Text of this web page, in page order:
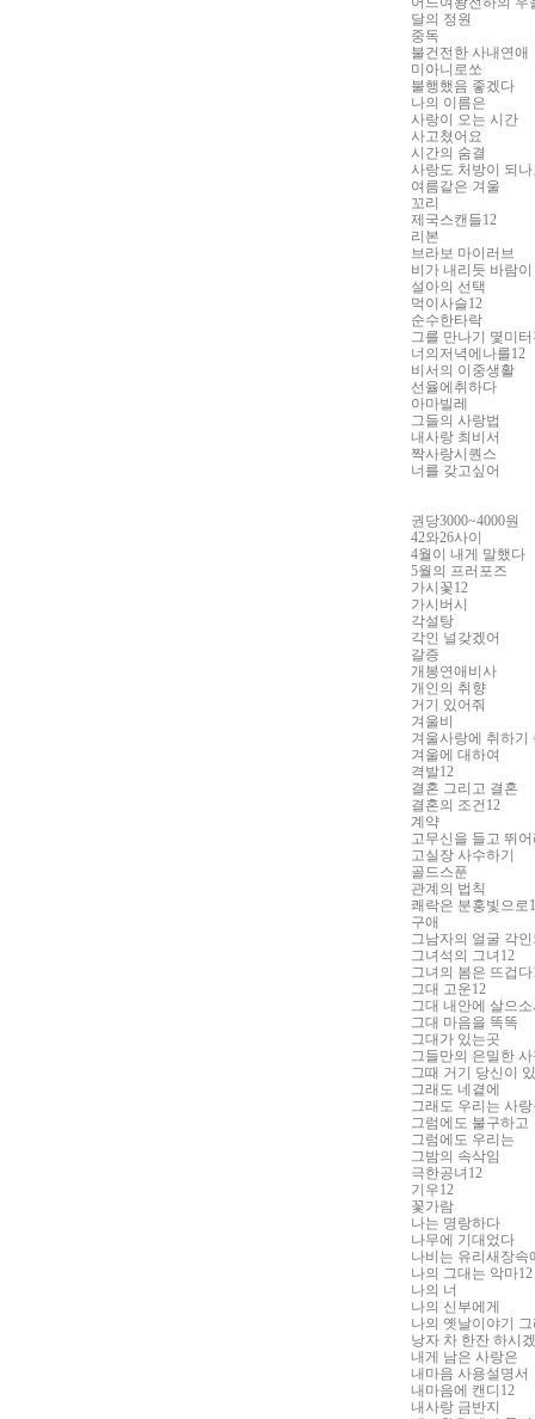
달의 정원
중독
불건전한 사내연애
미아니로쏘
불행했음 좋겠다
나의 이름은
사랑이 오는 시간
사고쳤어요
시간의 숨결
사랑도 처방이 되나
여름같은 겨울
꼬리
제국스캔들12
리본
브라보 마이러브
비가 내리듯 바람이
설아의 선택
먹이사슬12
순수한타락
그를 만나기 몇미터
너의저녁에나를12
비서의 이중생활
선율에취하다
아마빌레
그들의 사랑법
내사랑 최비서
짝사랑시퀀스
너를 갖고싶어
권당3000~4000원
42와26사이
4월이 내게 말했다
5월의 프러포즈
가시꽃12
가시버시
각설탕
각인 널갖겠어
갈증
개봉연애비사
개인의 취향
거기 있어줘
겨울비
겨울사랑에 취하기
겨울에 대하여
격발12
결혼 그리고 결혼
결혼의 조건 12
계약
고무신을 들고 뛰
고실장 사수하기
골드스푼
관계의 법칙
쾌락은 분홍빛으로
구애
그남자의 얼굴 각
그녀석의 그녀 12
그녀의 봄은 뜨겁다
그대 고운12
그대 내안에 살으소
그대 마음을 똑똑
그대가 있는곳
그들만의 은밀한 사
그때 거기 당신이
그래도 네곁에
그래도 우리는 사
그럼에도 불구하고
그럼에도 우리는
그밤의 속삭임
극한공녀 12
기우12
꽃가람
나는 명랑하다
나무에 기대었다
나비는 유리새장속
나의 그대는 악마12
나의 너
나의 신부에게
나의 옛날이야기 그
낭자 차 한잔 하시
내게 남은 사랑은
내마음 사용설명서
내마음에 캔디 12
내사랑 금반지